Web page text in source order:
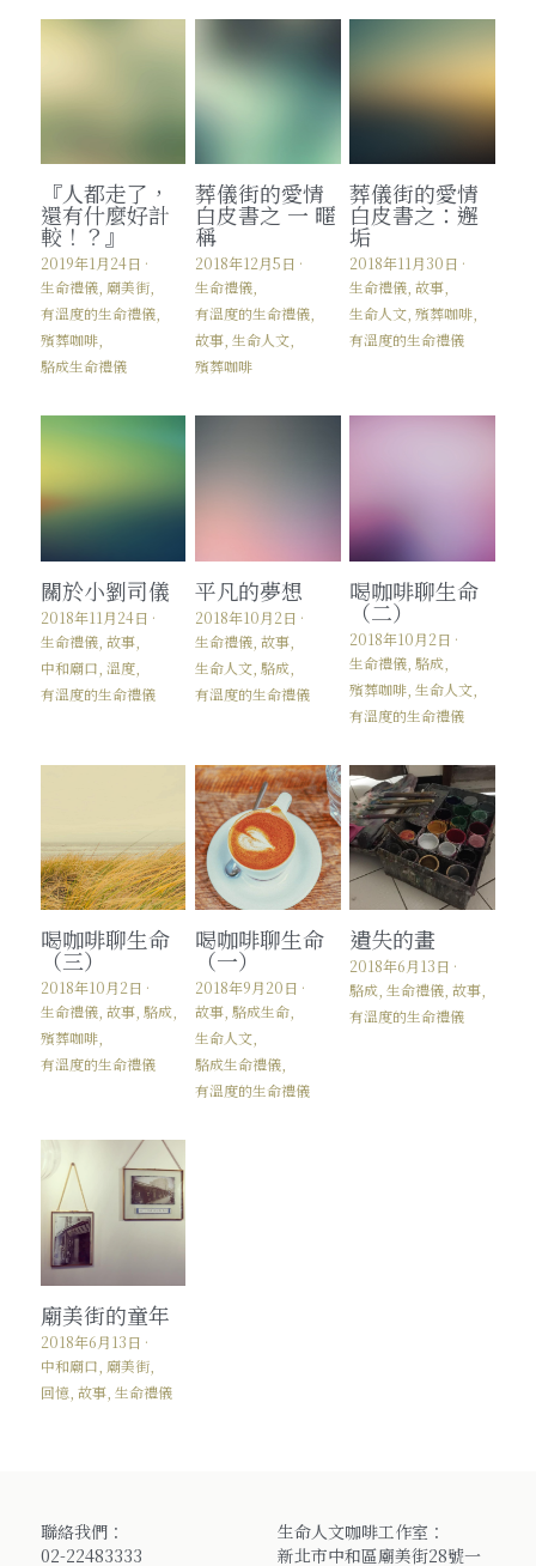
『人都走了，
還有什麼好計
較！？』
2019年1月24日 ·
生命禮儀, 廟美街,
有溫度的生命禮儀,
殯葬咖啡,
駱成生命禮儀
葬儀街的愛情
白皮書之 一 暱
稱
2018年12月5日 ·
生命禮儀,
有溫度的生命禮儀,
故事, 生命人文,
殯葬咖啡
葬儀街的愛情
白皮書之：邂
垢
2018年11月30日 ·
生命禮儀, 故事,
生命人文, 殯葬咖啡,
有溫度的生命禮儀
關於小劉司儀
2018年11月24日 ·
生命禮儀, 故事,
中和廟口, 溫度,
有溫度的生命禮儀
平凡的夢想
2018年10月2日 ·
生命禮儀, 故事,
生命人文, 駱成,
有溫度的生命禮儀
喝咖啡聊生命
（二）
2018年10月2日 ·
生命禮儀, 駱成,
殯葬咖啡, 生命人文,
有溫度的生命禮儀
喝咖啡聊生命
（三）
2018年10月2日 ·
生命禮儀, 故事, 駱成,
殯葬咖啡,
有溫度的生命禮儀
喝咖啡聊生命
（一）
2018年9月20日 ·
故事, 駱成生命,
生命人文,
駱成生命禮儀,
有溫度的生命禮儀
遺失的畫
2018年6月13日 ·
駱成, 生命禮儀, 故事,
有溫度的生命禮儀
廟美街的童年
2018年6月13日 ·
中和廟口, 廟美街,
回憶, 故事, 生命禮儀
聯絡我們：
02-22483333
生命人文咖啡工作室：
新北市中和區廟美街28號一